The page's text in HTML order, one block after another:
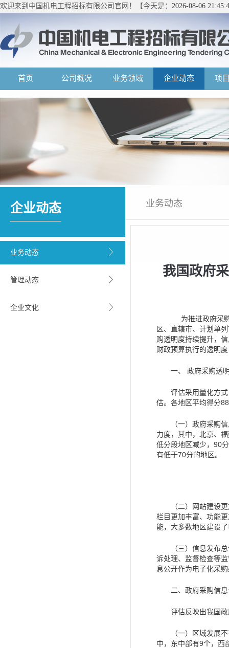
欢迎来到中国机电工程招标有限公司官网！【今天是： 2026-08-06
首页 公司概况 业务领域 企业动态 项
企业动态
业务动态
管理动态
企业文化
业务动态
我国政府
为推进政府采
区、直辖市、计划单
购透明度持续提升，
财政预算执行的透明
一、 政府采购透
评估采用量化方式
估。各地区平均得分
（一）政府采购
力度，其中，北京、
低分段地区减少， 90
有低于70分的地区。
（二）网站建设
栏目更加丰富、功能
能，大多数地区建设
（三）信息发布
诉处理、监督检查等
息公开作为电子化采
二、政府采购信
评估反映出我国政
（一）区域发展
中，东中部有9个，西